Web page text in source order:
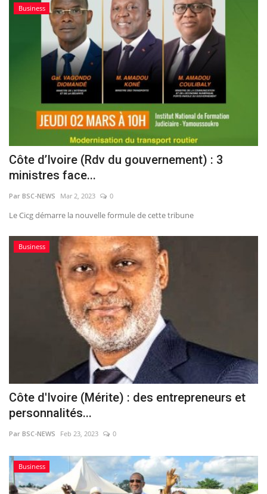
Business
Côte d’Ivoire (Rdv du gouvernement) : 3
ministres face...
Par BSC-NEWS Mar 2, 2023 0
Le Cicg démarre la nouvelle formule de cette tribune
Business
Côte d'Ivoire (Mérite) : des entrepreneurs et
personnalités...
Par BSC-NEWS Feb 23, 2023 0
Business